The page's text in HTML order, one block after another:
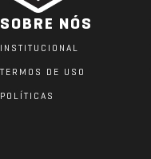
SOBRE NÓS
INSTITUCIONAL
TERMOS DE USO
POLÍTICAS